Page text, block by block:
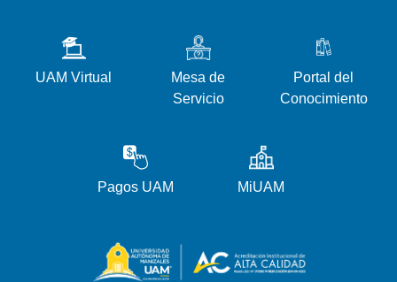
UAM Virtual
Mesa de
Servicio
Portal del
Conocimiento
Pagos UAM MiUAM